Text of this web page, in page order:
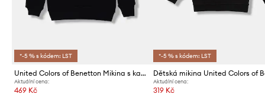
*-5 % s kódem: LST
United Colors of Benetton Mikina s kapucí dětská bavlněná
Aktuální cena:
469 Kč
*-5 % s kódem: LST
Aktuální cena:
319 Kč